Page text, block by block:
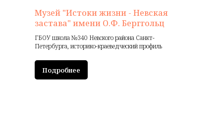
Музей "Истоки жизни - Невская
застава" имени О.Ф. Берггольц
ГБОУ школа №340 Невского района Санкт-
Петербурга, историко-краеведческий профиль
Подробнее